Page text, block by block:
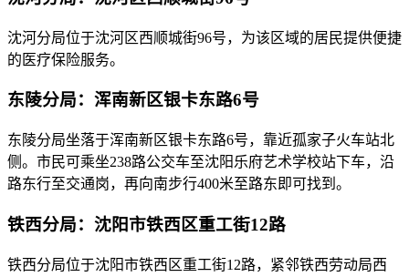
沈河分局位于沈河区西顺城街96号，为该区域的居民提供便捷
的医疗保险服务。
东陵分局：浑南新区银卡东路6号
东陵分局坐落于浑南新区银卡东路6号，靠近孤家子火车站北
侧。市民可乘坐238路公交车至沈阳乐府艺术学校站下车，沿
路东行至交通岗，再向南步行400米至路东即可找到。
铁西分局：沈阳市铁西区重工街12路
铁西分局位于沈阳市铁西区重工街12路，紧邻铁西劳动局西